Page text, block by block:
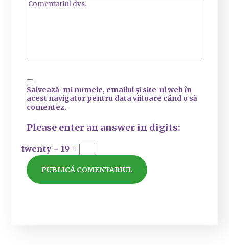
Salvează-mi numele, emailul și site-ul web în
acest navigator pentru data viitoare când o să
comentez.
Please enter an answer in digits:
twenty − 19 =